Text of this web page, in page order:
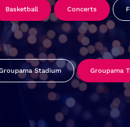
Basketball Concerts
Stadium Groupama